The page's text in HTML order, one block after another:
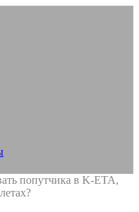
попутчика в K-ETA,